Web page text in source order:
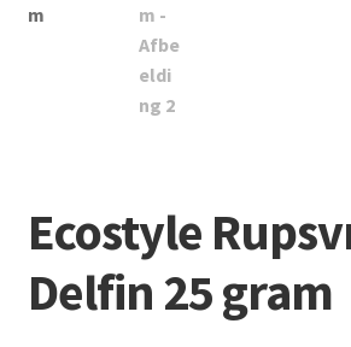
Vijverdecoratie en tuindecoratie
Vijveronderhoud
Voor vissen
Overige
Ecostyle
Delfin 25 gram